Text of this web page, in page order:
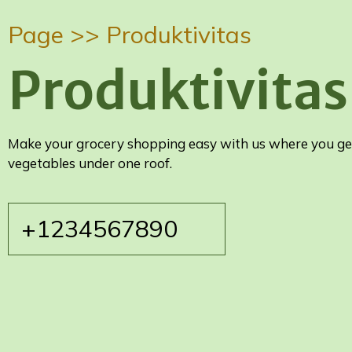
Page >> Produktivitas
Produktivitas
Make your grocery shopping easy with us where you
vegetables under one roof.
+1234567890